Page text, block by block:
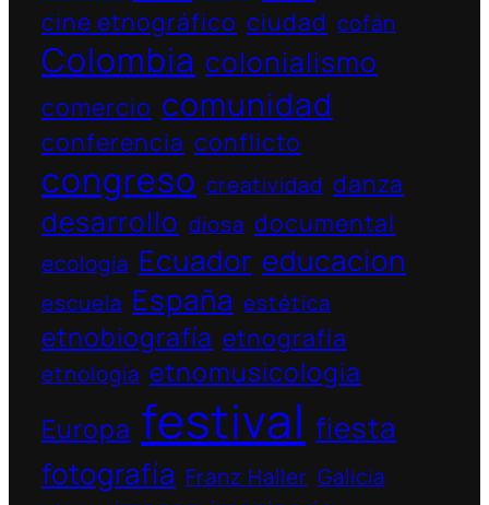
cine etnográfico ciudad cofán
Colombia colonialismo
comercio comunidad
conferencia conflicto
congreso creatividad danza
desarrollo diosa documental
ecologia Ecuador educacion
escuela España estética
etnobiografía etnografía
etnología etnomusicologia
Europa festival fiesta
fotografía Franz Haller Galicia